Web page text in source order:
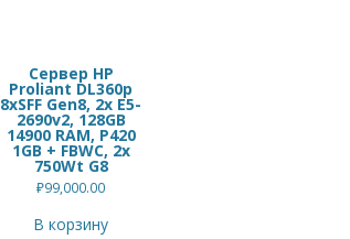
Сервер HP
Proliant DL360p
8xSFF Gen8, 2x E5-
2690v2, 128GB
14900 RAM, P420
1GB + FBWC, 2x
750Wt G8
₽99,000.00
В корзину